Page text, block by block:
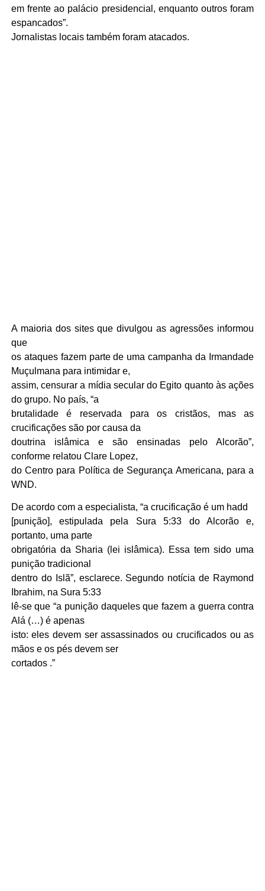
em frente ao palácio presidencial, enquanto outros foram
espancados”.
Jornalistas locais também foram atacados.
A maioria dos sites que divulgou as agressões informou
que
os ataques fazem parte de uma campanha da Irmandade
Muçulmana para intimidar e,
assim, censurar a mídia secular do Egito quanto às ações
do grupo. No país, “a
brutalidade é reservada para os cristãos, mas as
crucificações são por causa da
doutrina islâmica e são ensinadas pelo Alcorão”,
conforme relatou Clare Lopez,
do Centro para Política de Segurança Americana, para a
WND.
De acordo com a especialista, “a crucificação é um hadd
[punição], estipulada pela Sura 5:33 do Alcorão e,
portanto, uma parte
obrigatória da Sharia (lei islâmica). Essa tem sido uma
punição tradicional
dentro do Islã”, esclarece. Segundo notícia de Raymond
Ibrahim, na Sura 5:33
lê-se que “a punição daqueles que fazem a guerra contra
Alá (…) é apenas
isto: eles devem ser assassinados ou crucificados ou as
mãos e os pés devem ser
cortados .”